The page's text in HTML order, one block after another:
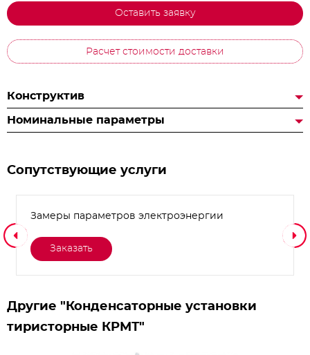
Оставить заявку
Расчет стоимости доставки
Конструктив
Номинальные параметры
Сопутствующие услуги
Замеры параметров электроэнергии
Заказать
Другие "Конденсаторные установки
тиристорные КРМТ"